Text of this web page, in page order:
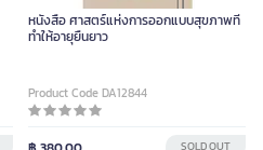
หนังสือ ศาสตร์แห่งการออกแบบสุขภาพที่
ทำให้อายุยืนยาว
Product Code DA12844
SOLD OUT